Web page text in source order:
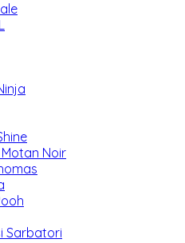
Noir
Sarbatori